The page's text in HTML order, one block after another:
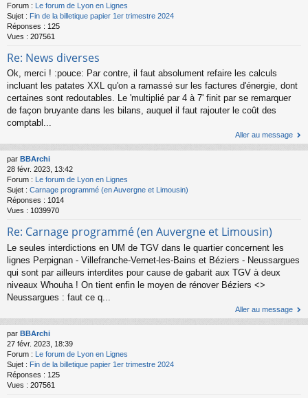
Forum : Le forum de Lyon en Lignes
Sujet : Fin de la billetique papier 1er trimestre 2024
Réponses : 125
Vues : 207561
Re: News diverses
Ok, merci ! :pouce: Par contre, il faut absolument refaire les calculs
incluant les patates XXL qu'on a ramassé sur les factures d'énergie, dont
certaines sont redoutables. Le 'multiplié par 4 à 7' finit par se remarquer
de façon bruyante dans les bilans, auquel il faut rajouter le coût des
comptabl...
Aller au message
par BBArchi
28 févr. 2023, 13:42
Forum :
Le forum de Lyon en Lignes
Sujet : Carnage programmé (en Auvergne et Limousin)
Réponses : 1014
Vues : 1039970
Re: Carnage programmé (en Auvergne et Limousin)
Le seules interdictions en UM de TGV dans le quartier concernent les
lignes Perpignan - Villefranche-Vernet-les-Bains et Béziers - Neussargues
qui sont par ailleurs interdites pour cause de gabarit aux TGV à deux
niveaux Whouha ! On tient enfin le moyen de rénover Béziers <>
Neussargues : faut ce q...
Aller au message
par BBArchi
27 févr. 2023, 18:39
Forum : Le forum de Lyon en Lignes
Sujet : Fin de la billetique papier 1er trimestre 2024
Réponses : 125
Vues : 207561